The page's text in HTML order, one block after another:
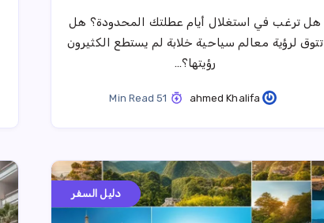
هل ترغب في استغلال أيام عطلتك المحدودة؟ هل
تتوق لرؤية معالم سياحية خلابة لم يستطع الكثيرون
رؤيتها؟…
ahmed Khalifa
دليل السفر